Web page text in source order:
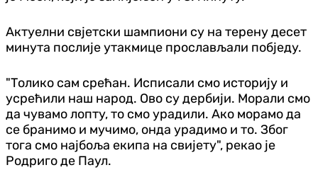
Актуелни свјетски шампиони су на терену десет
минута послије утакмице прослављали побједу.
"Толико сам срећан. Исписали смо историју и
усрећили наш народ. Ово су дербији. Морали смо
да чувамо лопту, то смо урадили. Ако морамо да
се бранимо и мучимо, онда урадимо и то. Због
тога смо најбоља екипа на свијету", рекао је
Родриго де Паул.